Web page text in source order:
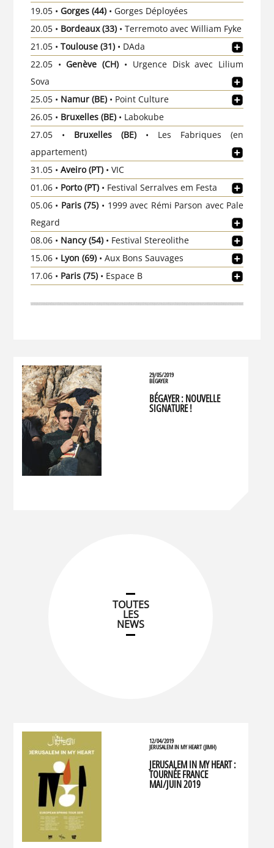
19.05 • Gorges (44)• Gorges Déployées
20.05 • Bordeaux (33)• Terremoto avec William Fyke
21.05 • Toulouse (31)• DAda
22.05 •Genève (CH) • Urgence Disk avec Lilium
Sova
25.05 • Namur (BE)• Point Culture
26.05 • Bruxelles (BE) • Labokube
27.05 • Bruxelles (BE)• Les Fabriques (en
appartement)
31.05 • Aveiro (PT)• VIC
01.06 • Porto (PT)• Festival Serralves em Festa
05.06 • Paris (75) • 1999 avec Rémi Parson avec Pale
Regard
08.06 • Nancy (54)• Festival Stereolithe
15.06 • Lyon (69)• Aux Bons Sauvages
17.06 • Paris (75)• Espace B
29/05/2019
BÉGAYER
BÉGAYER : NOUVELLE
SIGNATURE !
TOUTES
LES
NEWS
12/04/2019
JERUSALEM IN MY HEART (JIMH)
JERUSALEM IN MY HEART :
TOURNÉE FRANCE
MAI/JUIN 2019